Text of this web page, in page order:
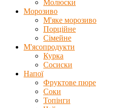
Молюски
Морозиво
М'яке морозиво
Порційне
Сімейне
М'ясопродукти
Курка
Сосиски
Напої
Фруктове пюре
Соки
Топінги